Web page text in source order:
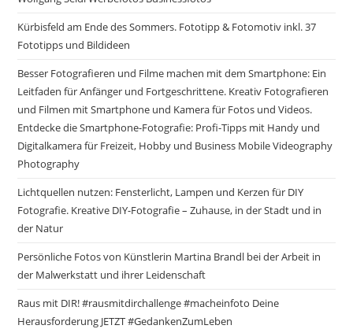
Kürbisfeld am Ende des Sommers. Fototipp & Fotomotiv inkl. 37
Fototipps und Bildideen
Besser Fotografieren und Filme machen mit dem Smartphone: Ein
Leitfaden für Anfänger und Fortgeschrittene. Kreativ Fotografieren
und Filmen mit Smartphone und Kamera für Fotos und Videos.
Entdecke die Smartphone-Fotografie: Profi-Tipps mit Handy und
Digitalkamera für Freizeit, Hobby und Business Mobile Videography
Photography
Lichtquellen nutzen: Fensterlicht, Lampen und Kerzen für DIY
Fotografie. Kreative DIY-Fotografie – Zuhause, in der Stadt und in
der Natur
Persönliche Fotos von Künstlerin Martina Brandl bei der Arbeit in
der Malwerkstatt und ihrer Leidenschaft
Raus mit DIR! #rausmitdirchallenge #macheinfoto Deine
Herausforderung JETZT #GedankenZumLeben